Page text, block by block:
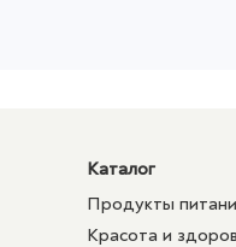
Каталог
Продукты
Красота и